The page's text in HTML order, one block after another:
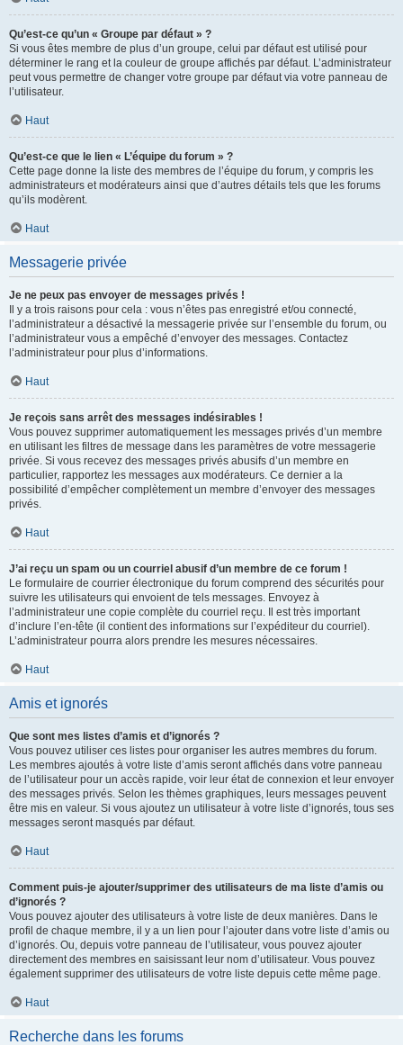
Qu’est-ce qu’un « Groupe par défaut » ?
Si vous êtes membre de plus d’un groupe, celui par défaut est utilisé pour
déterminer le rang et la couleur de groupe affichés par défaut. L’administrateur
peut vous permettre de changer votre groupe par défaut via votre panneau de
l’utilisateur.
Haut
Qu’est-ce que le lien « L’équipe du forum » ?
Cette page donne la liste des membres de l’équipe du forum, y compris les
administrateurs et modérateurs ainsi que d’autres détails tels que les forums
qu’ils modèrent.
Haut
Messagerie privée
Je ne peux pas envoyer de messages privés !
Il y a trois raisons pour cela : vous n’êtes pas enregistré et/ou connecté,
l’administrateur a désactivé la messagerie privée sur l’ensemble du forum, ou
l’administrateur vous a empêché d’envoyer des messages. Contactez
l’administrateur pour plus d’informations.
Haut
Je reçois sans arrêt des messages indésirables !
Vous pouvez supprimer automatiquement les messages privés d’un membre
en utilisant les filtres de message dans les paramètres de votre messagerie
privée. Si vous recevez des messages privés abusifs d’un membre en
particulier, rapportez les messages aux modérateurs. Ce dernier a la
possibilité d’empêcher complètement un membre d’envoyer des messages
privés.
Haut
J’ai reçu un spam ou un courriel abusif d’un membre de ce forum !
Le formulaire de courrier électronique du forum comprend des sécurités pour
suivre les utilisateurs qui envoient de tels messages. Envoyez à
l’administrateur une copie complète du courriel reçu. Il est très important
d’inclure l’en-tête (il contient des informations sur l’expéditeur du courriel).
L’administrateur pourra alors prendre les mesures nécessaires.
Haut
Amis et ignorés
Que sont mes listes d’amis et d’ignorés ?
Vous pouvez utiliser ces listes pour organiser les autres membres du forum.
Les membres ajoutés à votre liste d’amis seront affichés dans votre panneau
de l’utilisateur pour un accès rapide, voir leur état de connexion et leur envoyer
des messages privés. Selon les thèmes graphiques, leurs messages peuvent
être mis en valeur. Si vous ajoutez un utilisateur à votre liste d’ignorés, tous ses
messages seront masqués par défaut.
Haut
Comment puis-je ajouter/supprimer des utilisateurs de ma liste d’amis ou
d’ignorés ?
Vous pouvez ajouter des utilisateurs à votre liste de deux manières. Dans le
profil de chaque membre, il y a un lien pour l’ajouter dans votre liste d’amis ou
d’ignorés. Ou, depuis votre panneau de l’utilisateur, vous pouvez ajouter
directement des membres en saisissant leur nom d’utilisateur. Vous pouvez
également supprimer des utilisateurs de votre liste depuis cette même page.
Haut
Recherche dans les forums